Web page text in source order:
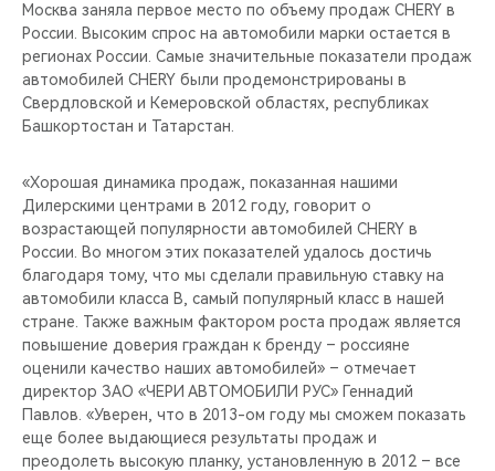
Москва заняла первое место по объему продаж CHERY в
России. Высоким спрос на автомобили марки остается в
регионах России. Самые значительные показатели продаж
автомобилей CHERY были продемонстрированы в
Свердловской и Кемеровской областях, республиках
Башкортостан и Татарстан.
«Хорошая динамика продаж, показанная нашими
Дилерскими центрами в 2012 году, говорит о
возрастающей популярности автомобилей CHERY в
России. Во многом этих показателей удалось достичь
благодаря тому, что мы сделали правильную ставку на
автомобили класса B, самый популярный класс в нашей
стране. Также важным фактором роста продаж является
повышение доверия граждан к бренду – россияне
оценили качество наших автомобилей» – отмечает
директор ЗАО «ЧЕРИ АВТОМОБИЛИ РУС» Геннадий
Павлов. «Уверен, что в 2013-ом году мы сможем показать
еще более выдающиеся результаты продаж и
преодолеть высокую планку, установленную в 2012 – все